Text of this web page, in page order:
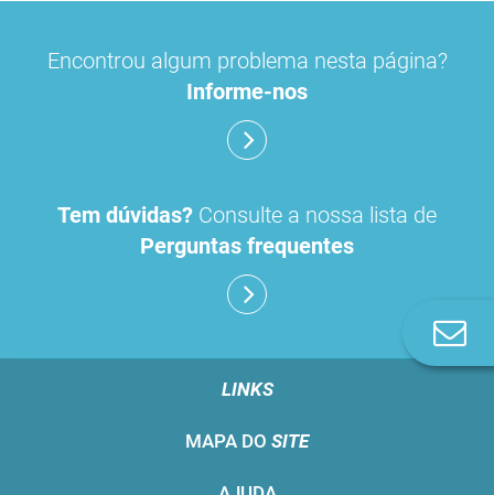
Encontrou algum problema nesta página?
Informe-nos
Tem dúvidas? Consulte a nossa lista de
Perguntas frequentes
LINKS
MAPA DO SITE